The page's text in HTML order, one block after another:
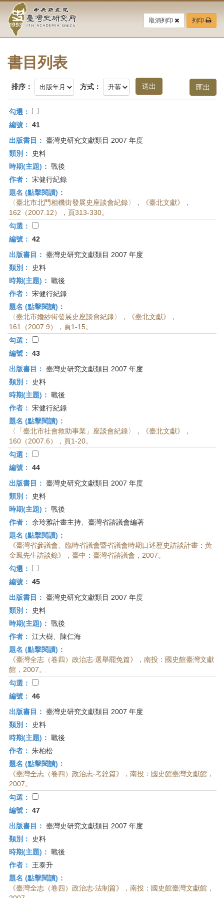
要
中
央
研
究
院-
臺
灣
史
研
究
所-
首
頁
取消列印 列印
書目列表
排序： 方式：
勾選：
編號： 41
出版書目： 臺灣史研究文獻類目 2007 年度
類別：
史料
時期(主題)： 戰後
作者： 宋健行紀錄
題名 (點擊閱讀)：
〈臺北市北門相機街發展史座談會紀錄〉，《臺北文獻》，
162（2007.12），頁313-330。
勾選：
編號： 42
出版書目： 臺灣史研究文獻類目 2007 年度
類別：
史料
時期(主題)： 戰後
作者： 宋健行紀錄
題名 (點擊閱讀)：
〈臺北市婚紗街發展史座談會紀錄〉，《臺北文獻》，
161（2007.9），頁1-15。
勾選：
編號： 43
出版書目： 臺灣史研究文獻類目 2007 年度
類別：
史料
時期(主題)： 戰後
作者： 宋健行紀錄
題名 (點擊閱讀)：
〈「臺北市社會救助事業」座談會紀錄〉，《臺北文獻》，
160（2007.6），頁1-20。
勾選：
編號： 44
出版書目： 臺灣史研究文獻類目 2007 年度
類別：
史料
時期(主題)： 戰後
作者： 余玲雅計畫主持、臺灣省諮議會編著
題名 (點擊閱讀)：
《臺灣省參議會、臨時省議會暨省議會時期口述歷史訪談計畫：黃
金鳳先生訪談錄》，臺中：臺灣省諮議會，2007。
勾選：
編號： 45
出版書目： 臺灣史研究文獻類目 2007 年度
類別：
史料
時期(主題)： 戰後
作者： 江大樹、陳仁海
題名 (點擊閱讀)：
《臺灣全志（卷四）政治志‧選舉罷免篇》，南投：國史館臺灣文獻
館，2007。
勾選：
編號： 46
出版書目： 臺灣史研究文獻類目 2007 年度
類別：
史料
時期(主題)： 戰後
作者： 朱柏松
題名 (點擊閱讀)：
《臺灣全志（卷四）政治志‧考銓篇》，南投：國史館臺灣文獻館，
2007。
勾選：
編號： 47
出版書目： 臺灣史研究文獻類目 2007 年度
類別：
史料
時期(主題)： 戰後
作者：
王泰升
題名 (點擊閱讀)：
《臺灣全志（卷四）政治志‧法制篇》，南投：國史館臺灣文獻館，